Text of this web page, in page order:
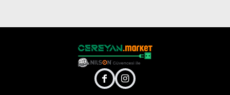
facebookinstagram